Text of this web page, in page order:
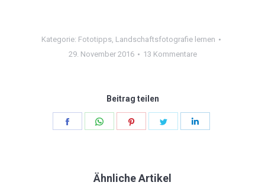
Kategorie: Fototipps, Landschaftsfotografie lernen
29. November 2016
13 Kommentare
Beitrag teilen
Teilen
Teilen
Teilen
Ähnliche Artikel